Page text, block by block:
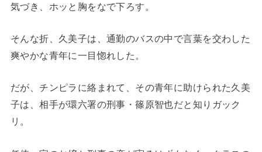
気づき、ホッと胸をなで下ろす。
そんな折、久美子は、通勤のバスの中で言葉を交わした
爽やかな青年に一目惚れした。
だが、チンピラに絡まれて、その青年に助けられた久美
子は、相手が環六署の刑事・篠原智也だと知りガック
リ。